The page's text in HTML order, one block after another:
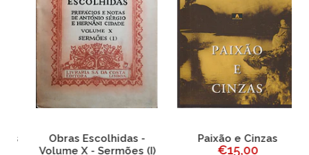
Obras Escolhidas -
Volume X - Sermões (I)
Paixão e Cinzas
€15,00